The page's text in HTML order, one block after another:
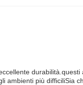
ambienti più difficiliSia